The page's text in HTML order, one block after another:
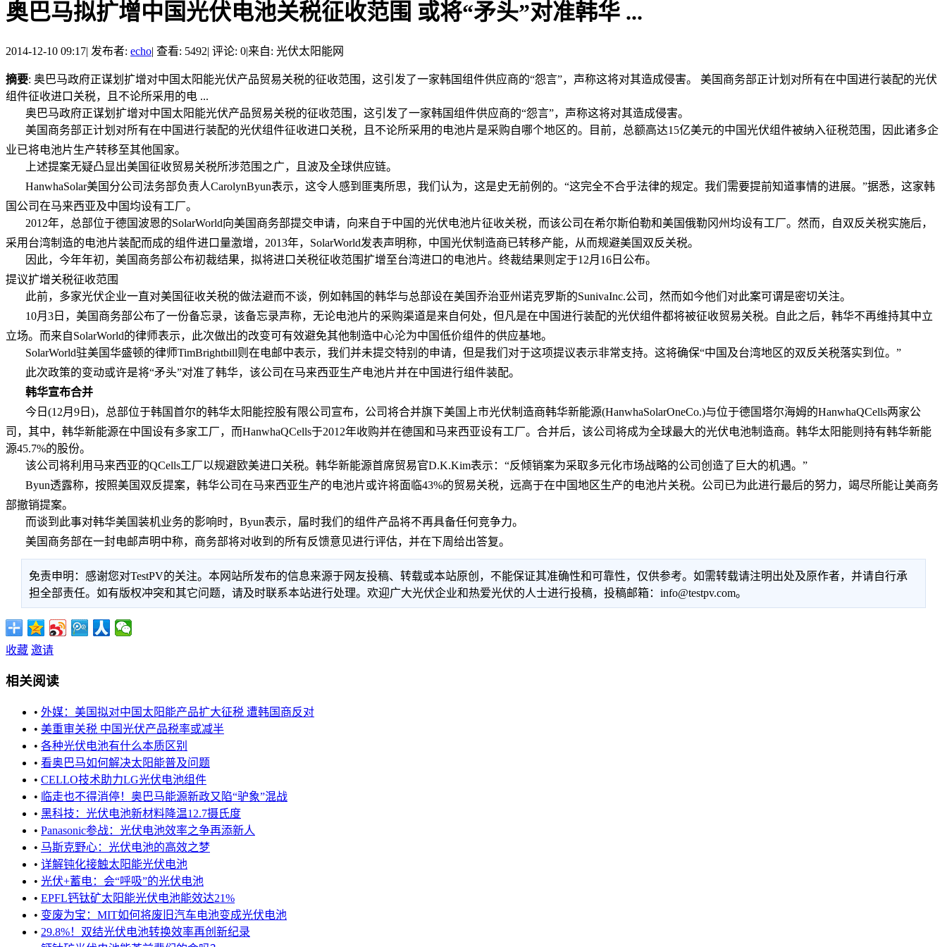
奥巴马拟扩增中国光伏电池关税征收范围 或将“矛头”对准韩华 ...
2014-12-10 09:17| 发布者: echo| 查看: 5492| 评论: 0|来自: 光伏太阳能网
摘要: 奥巴马政府正谋划扩增对中国太阳能光伏产品贸易关税的征收范围，这引发了一家韩国组件供应商的“怨言”，声称这将对其造成侵害。 美国商务部正计划对所有在中国进行装配的光伏
组件征收进口关税，且不论所采用的电 ...
奥巴马政府正谋划扩增对中国太阳能光伏产品贸易关税的征收范围，这引发了一家韩国组件供应商的“怨言”，声称这将对其造成侵害。
美国商务部正计划对所有在中国进行装配的光伏组件征收进口关税，且不论所采用的电池片是采购自哪个地区的。目前，总额高达15亿美元的中国光伏组件被纳入征税范围，因此诸多企
业已将电池片生产转移至其他国家。
上述提案无疑凸显出美国征收贸易关税所涉范围之广，且波及全球供应链。
HanwhaSolar美国分公司法务部负责人CarolynByun表示，这令人感到匪夷所思，我们认为，这是史无前例的。“这完全不合乎法律的规定。我们需要提前知道事情的进展。”据悉，这家韩
国公司在马来西亚及中国均设有工厂。
2012年，总部位于德国波恩的SolarWorld向美国商务部提交申请，向来自于中国的光伏电池片征收关税，而该公司在希尔斯伯勒和美国俄勒冈州均设有工厂。然而，自双反关税实施后，
采用台湾制造的电池片装配而成的组件进口量激增，2013年，SolarWorld发表声明称，中国光伏制造商已转移产能，从而规避美国双反关税。
因此，今年年初，美国商务部公布初裁结果，拟将进口关税征收范围扩增至台湾进口的电池片。终裁结果则定于12月16日公布。
提议扩增关税征收范围
此前，多家光伏企业一直对美国征收关税的做法避而不谈，例如韩国的韩华与总部设在美国乔治亚州诺克罗斯的SunivaInc.公司，然而如今他们对此案可谓是密切关注。
10月3日，美国商务部公布了一份备忘录，该备忘录声称，无论电池片的采购渠道是来自何处，但凡是在中国进行装配的光伏组件都将被征收贸易关税。自此之后，韩华不再维持其中立
立场。而来自SolarWorld的律师表示，此次做出的改变可有效避免其他制造中心沦为中国低价组件的供应基地。
SolarWorld驻美国华盛顿的律师TimBrightbill则在电邮中表示，我们并未提交特别的申请，但是我们对于这项提议表示非常支持。这将确保“中国及台湾地区的双反关税落实到位。”
此次政策的变动或许是将“矛头”对准了韩华，该公司在马来西亚生产电池片并在中国进行组件装配。
韩华宣布合并
今日(12月9日)，总部位于韩国首尔的韩华太阳能控股有限公司宣布，公司将合并旗下美国上市光伏制造商韩华新能源(HanwhaSolarOneCo.)与位于德国塔尔海姆的HanwhaQCells两家公
司，其中，韩华新能源在中国设有多家工厂，而HanwhaQCells于2012年收购并在德国和马来西亚设有工厂。合并后，该公司将成为全球最大的光伏电池制造商。韩华太阳能则持有韩华新能
源45.7%的股份。
该公司将利用马来西亚的QCells工厂以规避欧美进口关税。韩华新能源首席贸易官D.K.Kim表示：“反倾销案为采取多元化市场战略的公司创造了巨大的机遇。”
Byun透露称，按照美国双反提案，韩华公司在马来西亚生产的电池片或许将面临43%的贸易关税，远高于在中国地区生产的电池片关税。公司已为此进行最后的努力，竭尽所能让美商务
部撤销提案。
而谈到此事对韩华美国装机业务的影响时，Byun表示，届时我们的组件产品将不再具备任何竞争力。
美国商务部在一封电邮声明中称，商务部将对收到的所有反馈意见进行评估，并在下周给出答复。
免责申明：感谢您对TestPV的关注。本网站所发布的信息来源于网友投稿、转载或本站原创，不能保证其准确性和可靠性，仅供参考。如需转载请注明出处及原作者，并请自行承
担全部责任。如有版权冲突和其它问题，请及时联系本站进行处理。欢迎广大光伏企业和热爱光伏的人士进行投稿，投稿邮箱：info@testpv.com。
收藏 邀请
相关阅读
• 外媒：美国拟对中国太阳能产品扩大征税 遭韩国商反对
• 美重审关税 中国光伏产品税率或减半
• 各种光伏电池有什么本质区别
• 看奥巴马如何解决太阳能普及问题
• CELLO技术助力LG光伏电池组件
• 临走也不得消停！奥巴马能源新政又陷“驴象”混战
• 黑科技：光伏电池新材料降温12.7摄氏度
• Panasonic参战：光伏电池效率之争再添新人
• 马斯克野心：光伏电池的高效之梦
• 详解钝化接触太阳能光伏电池
• 光伏+蓄电：会“呼吸”的光伏电池
• EPFL钙钛矿太阳能光伏电池能效达21%
• 变废为宝：MIT如何将废旧汽车电池变成光伏电池
• 29.8%！双结光伏电池转换效率再创新纪录